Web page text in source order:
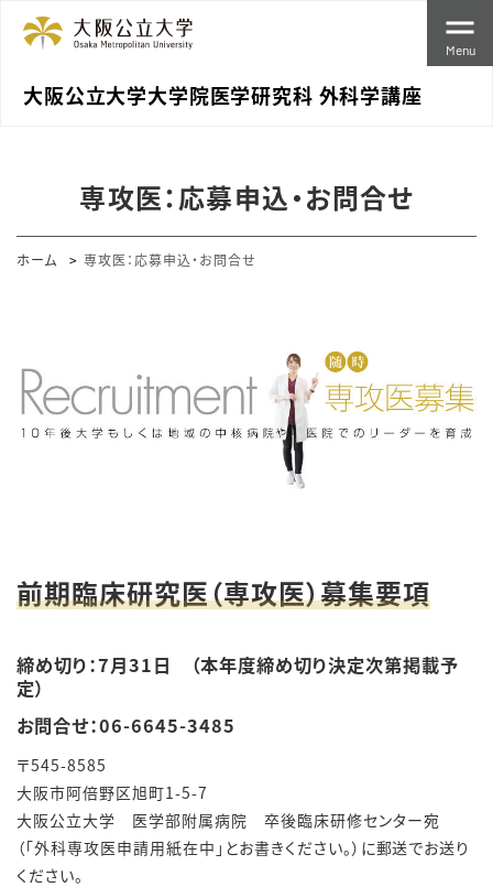
大阪公立大学大学院医学研究科 外科学講座
Menu
専攻医：応募申込・お問合せ
ホーム 専攻医：応募申込・お問合せ
前期臨床研究医（専攻医）募集要項
締め切り：7月31日 （本年度締め切り決定次第掲載予
定）
お問合せ：06-6645-3485
〒545-8585
大阪市阿倍野区旭町1-5-7
大阪公立大学 医学部附属病院 卒後臨床研修センター宛
（「外科専攻医申請用紙在中」とお書きください。）に郵送でお送り
ください。